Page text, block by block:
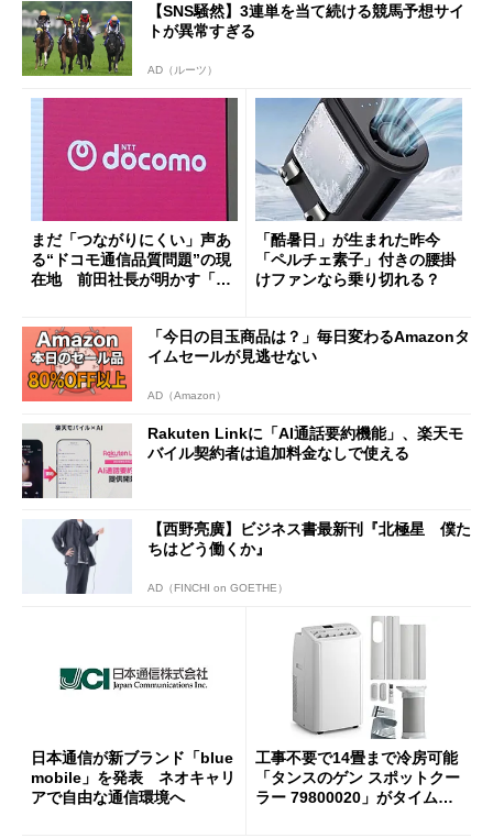
【SNS騒然】3連単を当て続ける競馬予想サイ
トが異常すぎる
AD（ルーツ）
まだ「つながりにくい」声あ
る“ドコモ通信品質問題”の現
在地 前田社長が明かす「道
「酷暑日」が生まれた昨今
「ペルチェ素子」付きの腰掛
けファンなら乗り切れる？
「今日の目玉商品は？」毎日変わるAmazonタ
イムセールが見逃せない
AD（Amazon）
Rakuten Linkに「AI通話要約機能」、楽天モ
バイル契約者は追加料金なしで使える
【西野亮廣】ビジネス書最新刊『北極星 僕た
ちはどう働くか』
AD（FINCHI on GOETHE）
日本通信が新ブランド「blue
mobile」を発表 ネオキャリ
アで自由な通信環境へ
工事不要で14畳まで冷房可能
「タンスのゲン スポットクー
ラー 79800020」がタイムセ